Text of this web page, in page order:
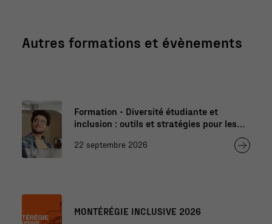
Autres formations et évènements
Formation - Diversité étudiante et
inclusion : outils et stratégies pour les
22 septembre 2026
MONTÉRÉGIE INCLUSIVE 2026